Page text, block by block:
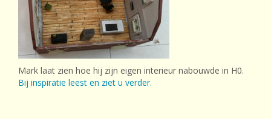
Mark laat zien hoe hij zijn eigen interieur nabouwde in H0.
Bij inspiratie leest en ziet u verder.